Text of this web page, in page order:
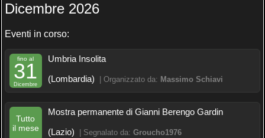
Dicembre 2026
Eventi in corso:
fino al
31
Dicembre
Umbria Insolita
(Lombardia)
| Organizzato da: Massimo Schiavi
Tutto
il mese
Mostra permanente di Gianni Berengo Gardin
(Lazio)
| Segnalato da: Groucho1976